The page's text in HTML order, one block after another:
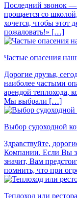
Последний звонок —
прощается со
хочется, чтобы этот
пожаловать!» […]
Частые опасения
Дорогие друзья,
наиболее частыми
арендой теплохода,
Мы выбрали […]
Выбор судоходной
Здравствуйте,
Компании. Если Вы
значит, Вам
помнить, что при
Теплоход или